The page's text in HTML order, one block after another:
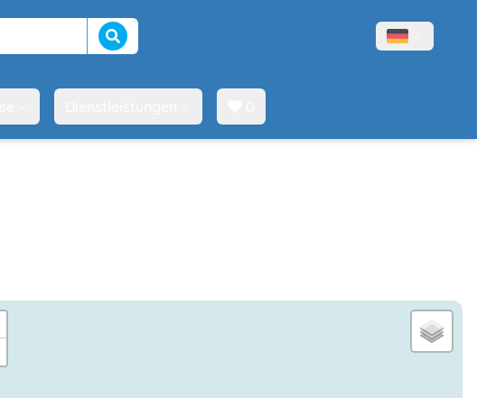
Suche beginnen Menù lingue